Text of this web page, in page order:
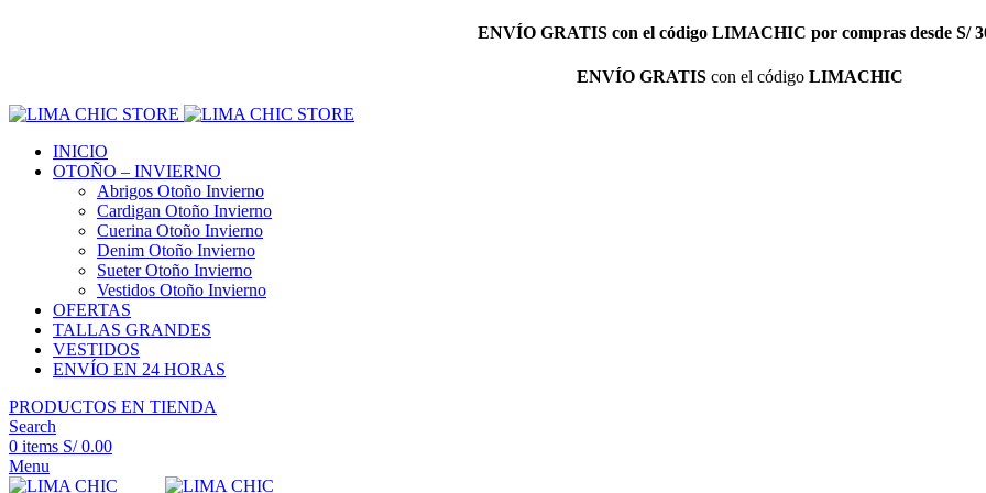
ENVÍO GRATIS con el código LIMACHIC por compras desde S/
ENVÍO GRATIScon el código LIMACHIC
INICIO
OTOÑO – INVIERNO
Abrigos Otoño Invierno
Cardigan Otoño Invierno
Cuerina Otoño Invierno
Denim Otoño Invierno
Sueter Otoño Invierno
Vestidos Otoño Invierno
OFERTAS
TALLAS GRANDES
VESTIDOS
ENVÍO EN 24 HORAS
PRODUCTOS EN TIENDA
Search
0 items S/0.00
Menu